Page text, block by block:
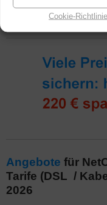
Cookie-Richtlinie
entgegen.
Angebote für
Tarife (DSL /
2026